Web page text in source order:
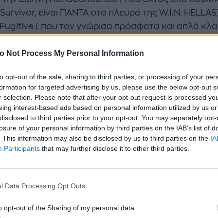
Not Process My Personal Information
opt-out of the sale, sharing to third parties, or processing of your
for targeted advertising by us, please use the below opt-out
selection. Please note that after your opt-out request is processed
interest-based ads based on personal information utilized by us
to third parties prior to your opt-out. You may separately
of your personal information by third parties on the IAB’s list of
This information may also be disclosed by us to third parties on the
Participants that may further disclose it to other third parties.
Data Processing Opt Outs
opt-out of the Sharing of my personal data.
είναι ΠΑΝΤΑ στο πλευρό της W.I.N.
( που τον γνώρισα πρόσφατα και απλά
εμένα).
μπορείτε να δείτε τι έγινε πάνω κάτω στην
σίγουρο είναι πως και φέτος ο Όμιλος
θα πάρει τις πρωτιές μιας και όλα του τα
και ένα.
για να κερδίσουν 3 παρέες την εμπειρία σε